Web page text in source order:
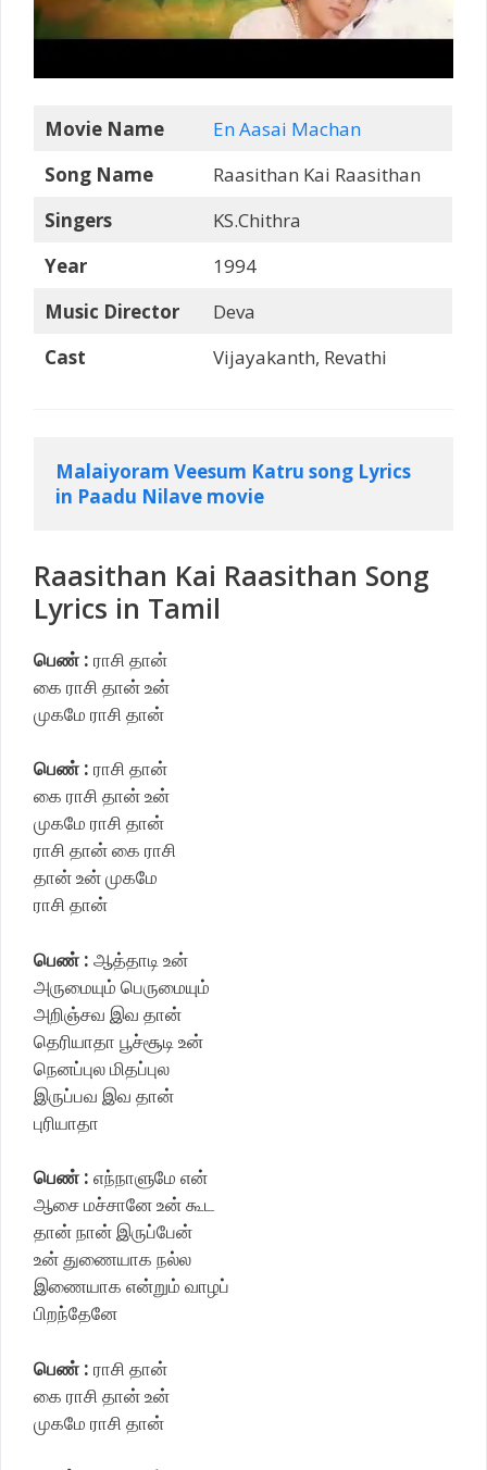
Movie Name
En Aasai Machan
Song Name
Raasithan Kai Raasithan
Singers
KS.Chithra
Year
1994
Music Director
Deva
Cast
Vijayakanth, Revathi
Malaiyoram Veesum Katru song Lyrics
in Paadu Nilave movie
Raasithan Kai Raasithan Song
Lyrics in Tamil
பெண் : ராசி தான்
கை ராசி தான் உன்
முகமே ராசி தான்
பெண் : ராசி தான்
கை ராசி தான் உன்
முகமே ராசி தான்
ராசி தான் கை ராசி
தான் உன் முகமே
ராசி தான்
பெண் : ஆத்தாடி உன்
அருமையும் பெருமையும்
அறிஞ்சவ இவ தான்
தெரியாதா பூச்சூடி உன்
நெனப்புல மிதப்புல
இருப்பவ இவ தான்
புரியாதா
பெண் : எந்நாளுமே என்
ஆசை மச்சானே உன் கூட
தான் நான் இருப்பேன்
உன் துணையாக நல்ல
இணையாக என்றும் வாழப்
பிறந்தேனே
பெண் : ராசி தான்
கை ராசி தான் உன்
முகமே ராசி தான்